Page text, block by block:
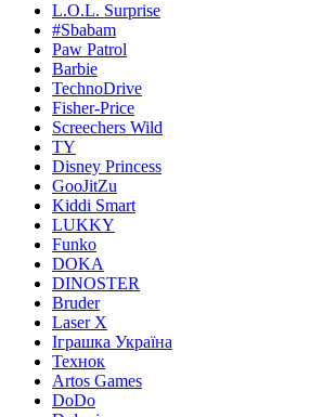
L.O.L. Surprise
#Sbabam
Paw Patrol
Barbie
TechnoDrive
Fisher-Price
Screechers Wild
TY
Disney Princess
GooJitZu
Kiddi Smart
LUKKY
Funko
DOKA
DINOSTER
Bruder
Laser X
Іграшка Україна
Технок
Artos Games
DoDo